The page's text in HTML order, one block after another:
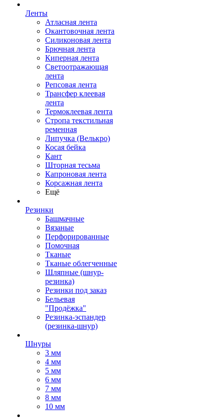
Ленты
Атласная лента
Окантовочная лента
Силиконовая лента
Брючная лента
Киперная лента
Светоотражающая
лента
Репсовая лента
Трансфер клеевая
лента
Термоклеевая лента
Стропа текстильная
ременная
Липучка (Велькро)
Косая бейка
Кант
Шторная тесьма
Капроновая лента
Корсажная лента
Ещё
Резинки
Башмачные
Вязаные
Перфорированные
Помочная
Тканые
Тканые облегченные
Шляпные (шнур-
резинка)
Резинки под заказ
Бельевая
"Продёжка"
Резинка-эспандер
(резинка-шнур)
Шнуры
3 мм
4 мм
5 мм
6 мм
7 мм
8 мм
10 мм